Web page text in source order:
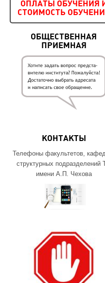
ОПЛАТЫ ОБУЧЕНИЯ
СТОИМОСТЬ
ОБЩЕСТВЕННАЯ
ПРИЕМНАЯ
КОНТАКТЫ
Телефоны факультетов,
структурных подразделений
имени А.П. Чехова